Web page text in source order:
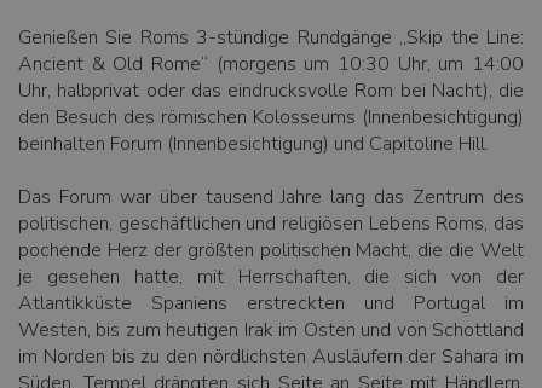
Genießen Sie Roms 3-stündige Rundgänge „Skip the Line:
Ancient & Old Rome“ (morgens um 10:30 Uhr, um 14:00
Uhr, halbprivat oder das eindrucksvolle Rom bei Nacht), die
den Besuch des römischen Kolosseums (Innenbesichtigung)
beinhalten Forum (Innenbesichtigung) und Capitoline Hill.
Das Forum war über tausend Jahre lang das Zentrum des
politischen, geschäftlichen und religiösen Lebens Roms, das
pochende Herz der größten politischen Macht, die die Welt
je gesehen hatte, mit Herrschaften, die sich von der
Atlantikküste Spaniens erstreckten und Portugal im
Westen, bis zum heutigen Irak im Osten und von Schottland
im Norden bis zu den nördlichsten Ausläufern der Sahara im